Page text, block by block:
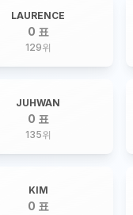
LAURENCE
0 표
129위
JUHWAN
0 표
135위
KIM
0 표